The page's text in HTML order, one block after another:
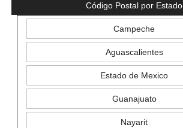
Código Postal por Estado
Campeche
Aguascalientes
Estado de Mexico
Guanajuato
Nayarit